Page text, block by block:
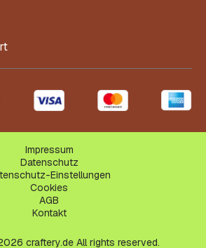
craftery.de All rights reserved.
Impressum
Datenschutz
Einstellungen
Cookies
AGB
Kontakt